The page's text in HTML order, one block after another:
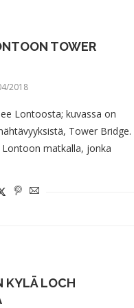
TOWER
2018
Lontoosta; kuvassa on
Tower Bridge.
matkalla, jonka
KYLÄ LOCH